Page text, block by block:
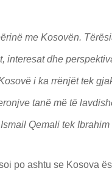
me Kosovën.
interesat dhe
i ka rrënjët tek
tanë më të
Qemali tek Ibrahim
po ashtu se Kosova